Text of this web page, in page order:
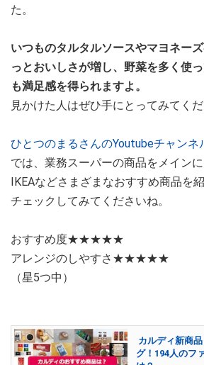
た。
いつものタルタルソースやマヨネー
っとおいしさが増し、野菜を多く使
も満足感を得られますよ。
見かけた人はぜひ手にとってみてくだ
ひとつのまるさんのYoutubeチャンネ
では、業務スーパーの商品をメインに
IKEAなどさまざまなおすすめ商品を
チェックしてみてくださいね。
おすすめ度★★★★★
アレンジのしやすさ★★★★★
（星5つ中）
カルディ新商
グ！194人のフ